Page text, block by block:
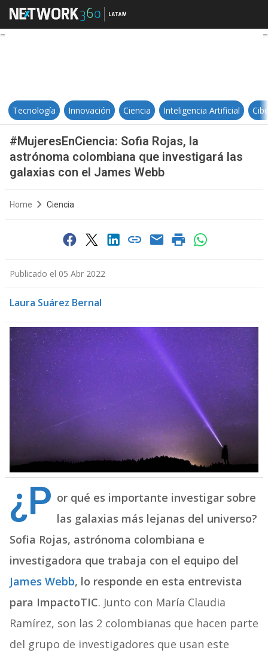
#MujeresEnCiencia: Sofia
Tecnología Innovación Ciencia Inteligencia Artificial
#MujeresEnCiencia: Sofia Rojas, la
astrónoma colombiana que investigará las
galaxias con el James Webb
Home Ciencia
Publicado el 05 Abr 2022
Laura Suárez Bernal
¿P or qué es importante investigar sobre
las galaxias más lejanas del universo?
Sofia Rojas, astrónoma colombiana e
investigadora que trabaja con el equipo del
James Webb, lo responde en esta entrevista
para ImpactoTIC. Junto con María Claudia
Ramírez, son las 2 colombianas que hacen parte
del grupo de investigadores que usan este